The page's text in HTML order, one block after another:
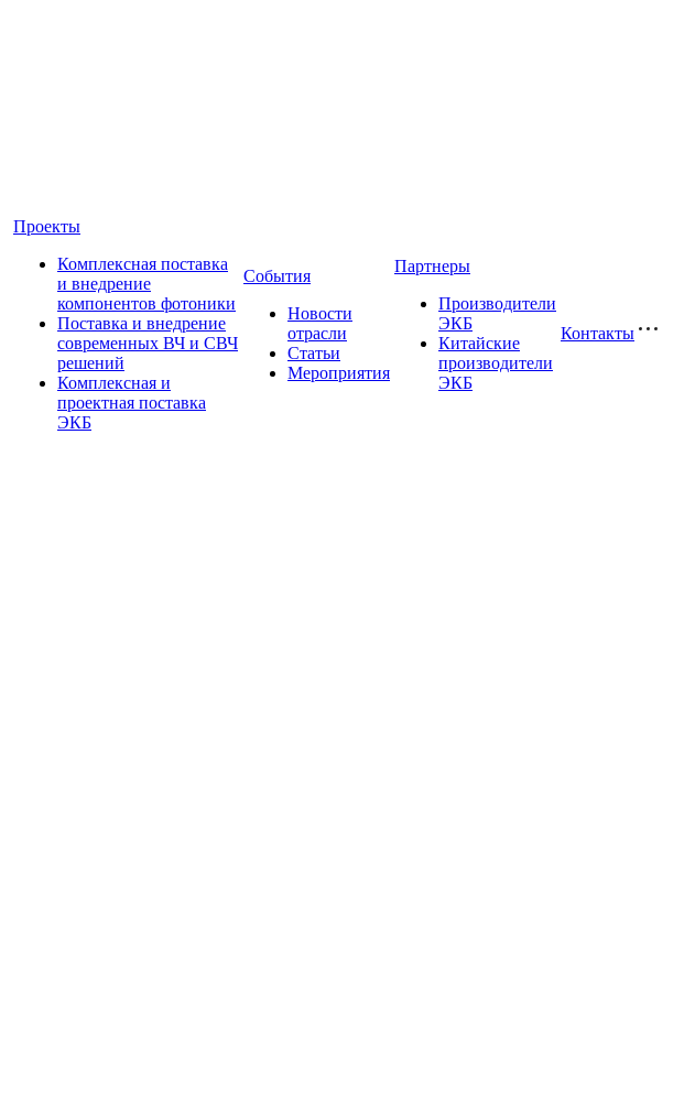
Проекты
Комплексная поставка
и внедрение
компонентов фотоники
Поставка и внедрение
современных ВЧ и СВЧ
решений
Комплексная и
проектная поставка
ЭКБ
События
Новости
отрасли
Статьи
Мероприятия
Партнеры
Производители
ЭКБ
Китайские
производители
ЭКБ
Контакты